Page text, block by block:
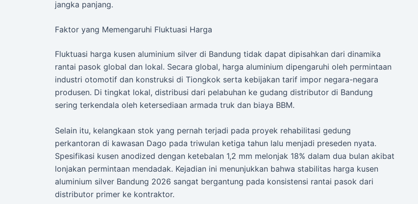
jangka panjang.
Faktor yang Memengaruhi Fluktuasi Harga
Fluktuasi harga kusen aluminium silver di Bandung tidak dapat dipisahkan dari dinamika
rantai pasok global dan lokal. Secara global, harga aluminium dipengaruhi oleh permintaan
industri otomotif dan konstruksi di Tiongkok serta kebijakan tarif impor negara-negara
produsen. Di tingkat lokal, distribusi dari pelabuhan ke gudang distributor di Bandung
sering terkendala oleh ketersediaan armada truk dan biaya BBM.
Selain itu, kelangkaan stok yang pernah terjadi pada proyek rehabilitasi gedung
perkantoran di kawasan Dago pada triwulan ketiga tahun lalu menjadi preseden nyata.
Spesifikasi kusen anodized dengan ketebalan 1,2 mm melonjak 18% dalam dua bulan akibat
lonjakan permintaan mendadak. Kejadian ini menunjukkan bahwa stabilitas harga kusen
aluminium silver Bandung 2026 sangat bergantung pada konsistensi rantai pasok dari
distributor primer ke kontraktor.